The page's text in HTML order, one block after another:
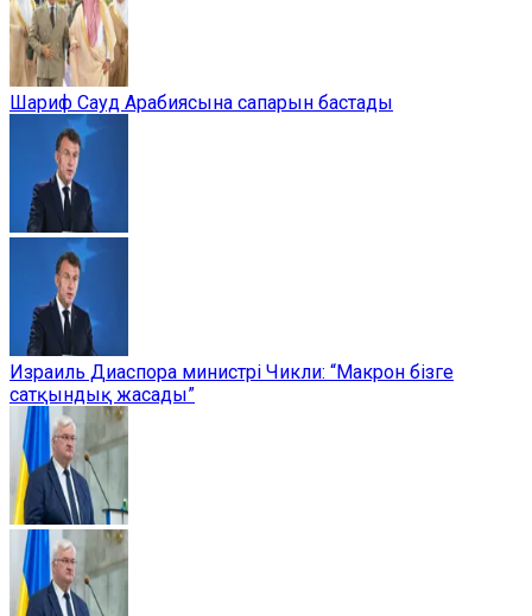
Шариф Сауд Арабиясына сапарын бастады
Израиль Диаспора министрі Чикли: “Макрон бізге
сатқындық жасады”